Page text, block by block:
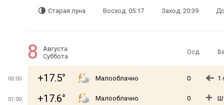
Старая луна Восход: 05:17 Заход: 20:39
8
Августа
Суббота
Осд.
00:00 +17.5° Малооблачно 0 1
01:00 +17.6° Малооблачно 0